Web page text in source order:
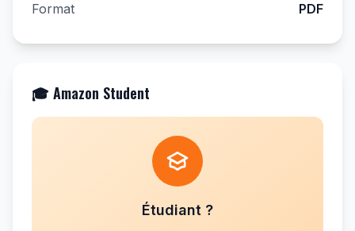
Format PDF
🎓 Amazon Student
Étudiant ?